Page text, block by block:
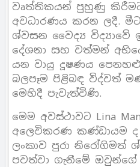
වෘත්තිකයන් පුහුණු
අවධාරණය කරන ලදී. මීට
ශ්වසන වෛද්‍ය විද්‍යාවේ
දේශනා සහ වත්මන්
යන වායු දූෂණය
බලපෑම පිළිබඳ විද්වත්
මෙහිදී පැවැත්විණි.
මෙම අවස්ථාවට Lina
අලෙවිකරණ කණ්ඩායම ද
ලංකාව පුරා නිරෝගිමත්
පවත්වා ගැනීමේ